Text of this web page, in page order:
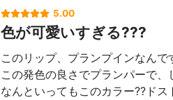
5.00
色が可愛いすぎる???
このリップ、プランプインなんで
この発色の良さでプランパーで、
なんといってもこのカラー??ドス